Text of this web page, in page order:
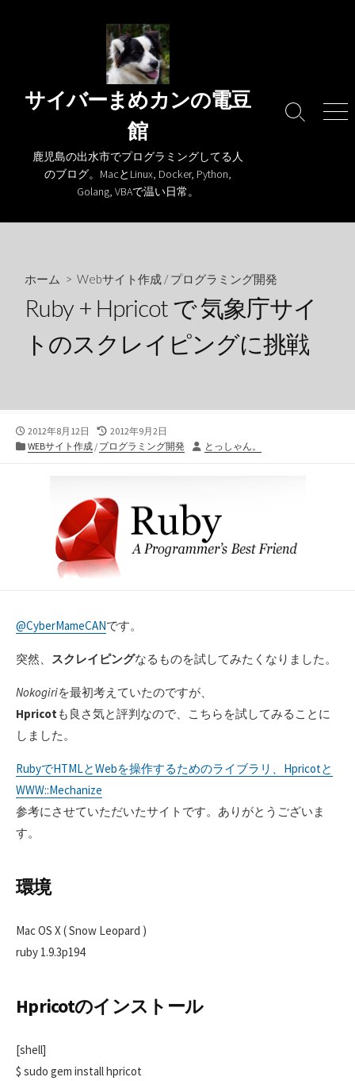
サイバーまめカンの電豆
館
鹿児島の出水市でプログラミングしてる人
のブログ。MacとLinux, Docker, Python,
Golang, VBAで温い日常。
検
メ
ホーム > Webサイト作成 /プログラミング開発
Ruby + Hpricot で 気象庁サイ
トのスクレイピングに挑戦
公
開
2012年8月12日
最
終
2012年9月2日
カ
WEBサイト作成 / プログラミング開発
投
とっしゃん。
@CyberMameCANです。
突然、 スクレイピングなるものを試してみたくなりました。
Nokogiriを最初考えていたのですが、
Hpricot も良さ気と評判なので、こちらを試してみることに
しました。
RubyでHTMLとWebを操作するためのライブラリ、Hpricotと
WWW::Mechanize
参考にさせていただいたサイトです。ありがとうございま
す。
環境
Mac OS X ( Snow Leopard )
ruby 1.9.3p194
Hpricotのインストール
[shell]
$ sudo gem install hpricot